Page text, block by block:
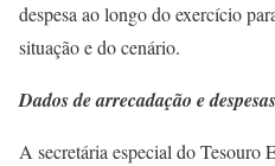
despesa ao longo do exercício
situação e do cenário.
Dados de arrecadação e despesas
A secretária especial do Tesouro